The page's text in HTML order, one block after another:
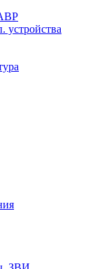
устройства